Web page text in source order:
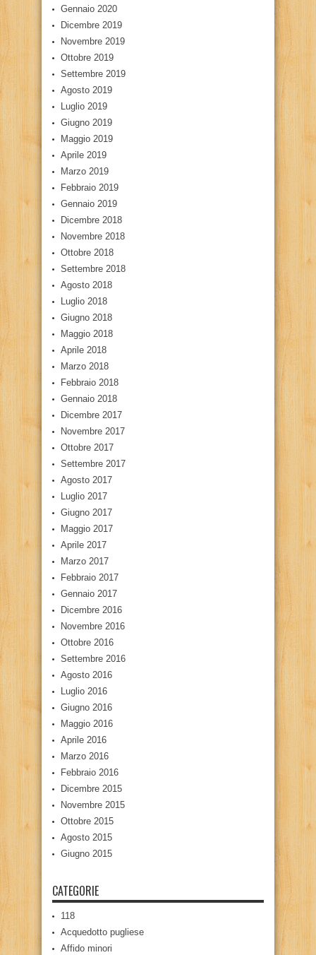
Gennaio 2020
Dicembre 2019
Novembre 2019
Ottobre 2019
Settembre 2019
Agosto 2019
Luglio 2019
Giugno 2019
Maggio 2019
Aprile 2019
Marzo 2019
Febbraio 2019
Gennaio 2019
Dicembre 2018
Novembre 2018
Ottobre 2018
Settembre 2018
Agosto 2018
Luglio 2018
Giugno 2018
Maggio 2018
Aprile 2018
Marzo 2018
Febbraio 2018
Gennaio 2018
Dicembre 2017
Novembre 2017
Ottobre 2017
Settembre 2017
Agosto 2017
Luglio 2017
Giugno 2017
Maggio 2017
Aprile 2017
Marzo 2017
Febbraio 2017
Gennaio 2017
Dicembre 2016
Novembre 2016
Ottobre 2016
Settembre 2016
Agosto 2016
Luglio 2016
Giugno 2016
Maggio 2016
Aprile 2016
Marzo 2016
Febbraio 2016
Dicembre 2015
Novembre 2015
Ottobre 2015
Agosto 2015
Giugno 2015
CATEGORIE
118
Acquedotto pugliese
Affido minori